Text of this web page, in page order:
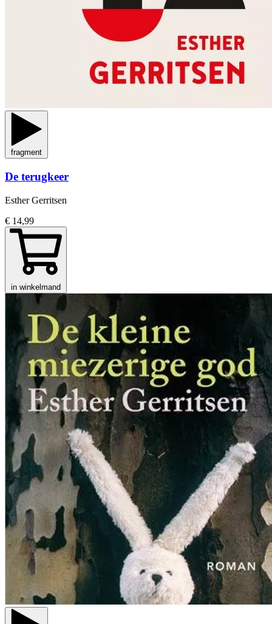
fragment
De terugkeer
Esther Gerritsen
€ 14,99
in winkelmand